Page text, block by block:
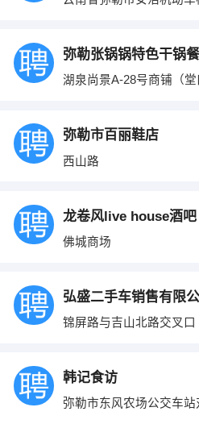
弥勒张锅锅特色干锅
湖泉尚景A-28号商铺（堂
弥勒市百丽鞋店
西山路
龙卷风live house酒吧
佛城商场
弘盛二手车销售有限
锦屏路与吉山北路交叉口
韩记食访
弥勒市东风农场公交车站